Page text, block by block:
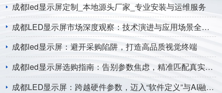
成都led显示屏定制_本地源头厂家_专业安装与运维服务
成都LED显示屏市场深度观察：技术演进与应用场景全面解析
成都led显示屏：避开采购陷阱，打造高品质视觉终端
成都led显示屏选购指南：告别参数焦虑，精准匹配真实需求
成都LED显示屏：跨越硬件参数，迈入“软件定义”与AI融合新纪元